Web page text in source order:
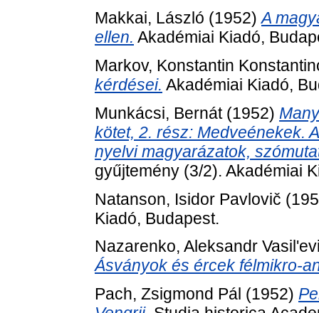
Makkai, László (1952)A
ellen. Akadémiai Kiadó,
Markov, Konstantin
kérdései. Akadémiai Kiadó,
Munkácsi, Bernát(1952)
kötet, 2. rész: Medveénekek.
nyelvi magyarázatok,
gyűjtemény (3/2). Akadémiai
Natanson, Isidor Pavlovič
Kiadó, Budapest.
Nazarenko, Aleksandr
Ásványok és ércek félmikro-
Pach, Zsigmond Pál (1952)